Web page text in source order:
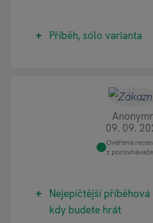
Příběh, sólo varianta
09. 09.
Ověřená
z
Nejepičtější
kdy budete hrát